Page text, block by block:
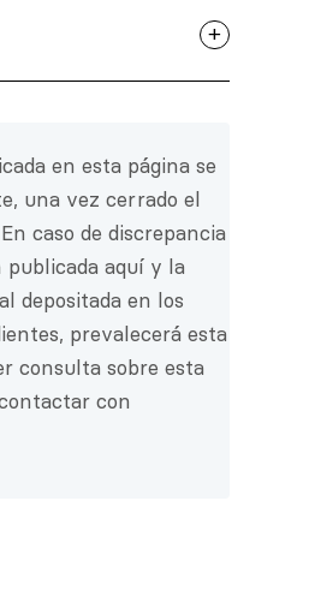
add
en esta página se
una vez cerrado el
caso de discrepancia
aquí y la
depositada en los
prevalecerá esta
consulta sobre esta
con